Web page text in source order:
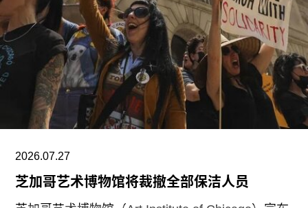
2009年起开始建立馆藏。不同于传统按时间顺序排
列展品的方式，展览将按主题划分为“抽象”、“流行
文化”、“土地”、“语言”和“叙事”等单元。根据新闻
稿，这种设计旨在邀请观众“按照自己的方式”与艺
术互动。
阿布扎比古根海姆博物馆是阿布扎比耗资数十亿美
Cultural District）最新落成的文化机构之一。该文
化区还包括阿布扎比卢浮宫（Louvre Abu
2026.07.27
芝加哥艺术博物馆将裁撤全部保洁人员